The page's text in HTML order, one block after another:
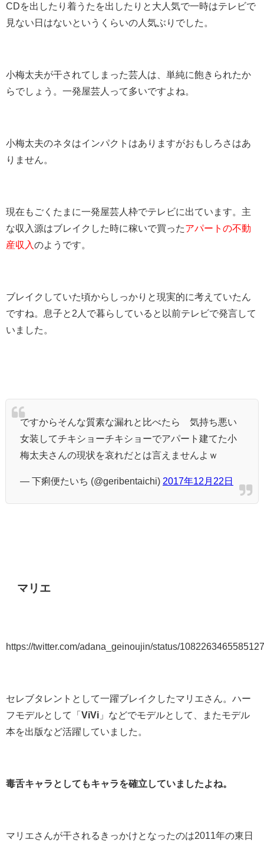
CDを出したり着うたを出したりと大人気で一時はテレビで
見ない日はないというくらいの人気ぶりでした。
小梅太夫が干されてしまった芸人は、単純に飽きられたか
らでしょう。一発屋芸人って多いですよね。
小梅太夫のネタはインパクトはありますがおもしろさはあ
りません。
現在もごくたまに一発屋芸人枠でテレビに出ています。主
な収入源はブレイクした時に稼いで買ったアパートの不動
産収入 のようです。
ブレイクしていた頃からしっかりと現実的に考えていたん
ですね。息子と2人で暮らしていると以前テレビで発言して
いました。
ですからそんな質素な漏れと比べたら 気持ち悪い
女装してチキショーチキショーでアパート建てた小
梅太夫さんの現状を哀れだとは言えませんよｗ
— 下痢便たいち (@geribentaichi) 2017年12月22日
マリエ
https://twitter.com/adana_geinoujin/status/
セレブタレントとして一躍ブレイクしたマリエさん。ハー
フモデルとして「 ViVi 」などでモデルとして、またモデル
本を出版など活躍していました。
毒舌キャラとしてもキャラを確立していましたよね。
マリエさんが干されるきっかけとなったのは2011年の東日